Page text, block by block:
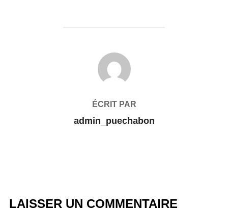
AUTEUR DE LA PUBLICATION
ÉCRIT PAR
admin_puechabon
LAISSER UN COMMENTAIRE